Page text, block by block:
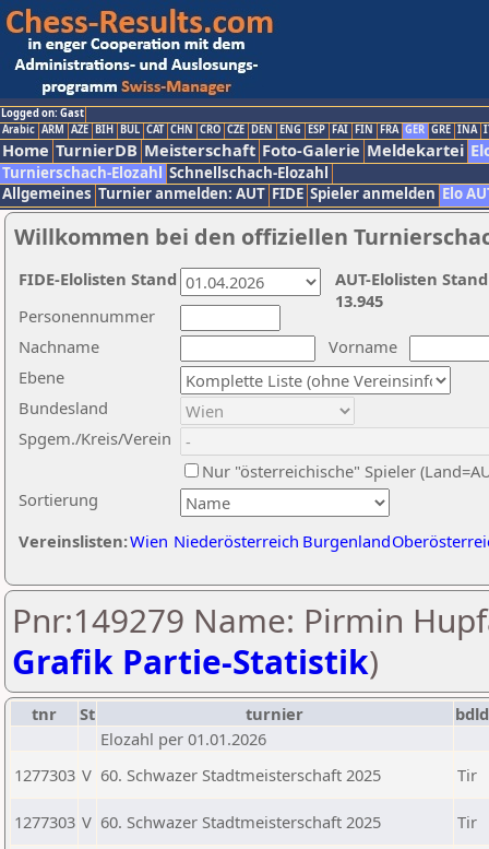
Logged on: Gast
Arabic ARM AZE BIH BUL CAT CHN CRO CZE DEN ENG ESP FAI FIN FRA GER GRE INA
Home TurnierDB Meisterschaft Foto-Galerie Meldekartei
Turnierschach-Elozahl Schnellschach-Elozahl
Allgemeines Turnier anmelden: AUT FIDE Spieler anmelden Elo
Willkommen bei den offiziellen
Nachname
Vorname
Ebene
Sortierung
Personennummer
Bundesland
Spgem./Kreis/Verein
Nur "österreichische" Spieler
Vereinslisten:Wien Niederösterreich Burgenland
AUT-Elolisten
13.945
FIDE-Elolisten Stand
Pnr:149279 Name: Pirmin
Grafik Partie-Statistik)
tnr St turnier
bdld
Elozahl per 01.01.2026
1277303 V 60. Schwazer Stadtmeisterschaft 2025 Tir
1277303 V 60. Schwazer Stadtmeisterschaft 2025 Tir